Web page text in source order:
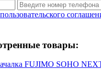
пользовательского
товары: